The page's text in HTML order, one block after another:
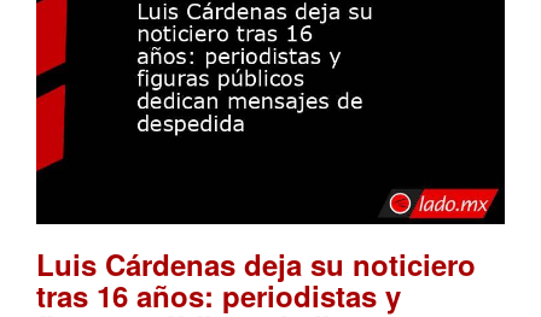
Luis Cárdenas deja su noticiero
tras 16 años: periodistas y